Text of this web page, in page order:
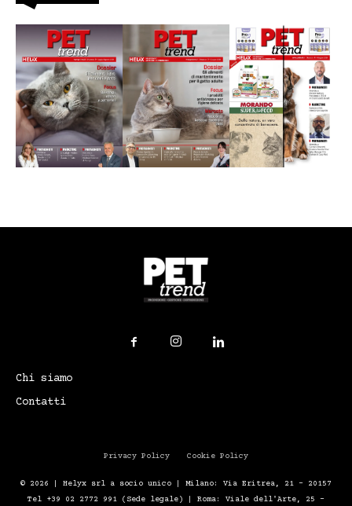
Chi siamo
Contatti
Privacy Policy Cookie Policy
© 2026 | Helyx srl a socio unico | Milano: Via Eritrea, 21 – 20157
Tel +39 02 2772 991 (Sede legale) | Roma: Viale dell'Arte, 25 -